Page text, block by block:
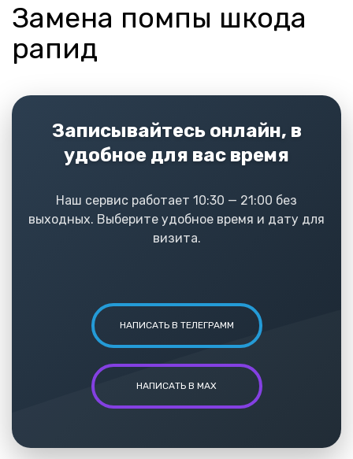
Замена помпы шкода
рапид
Записывайтесь онлайн, в
удобное для вас время
Наш сервис работает 10:30 — 21:00 без
выходных. Выберите удобное время и дату для
визита.
НАПИСАТЬ В ТЕЛЕГРАММ
НАПИСАТЬ В MAX